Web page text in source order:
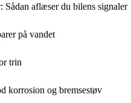
Sådan aflæser du bilens signaler
på vandet
trin
korrosion og bremsestøv